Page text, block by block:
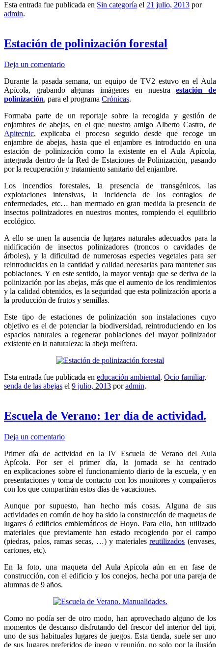
Esta entrada fue publicada en Sin categoría el 21 julio, 2013 por
admin.
Estación de polinización forestal
Deja un comentario
Durante la pasada semana, un equipo de TV2 estuvo en el Aula
Apícola, grabando algunas imágenes en nuestraestación de
polinización, para el programa Crónicas.
Formaba parte de un reportaje sobre la recogida y gestión de
enjambres de abejas, en el que nuestro amigo Alberto Castro, de
Apitecnic, explicaba el proceso seguido desde que recoge un
enjambre de abejas, hasta que el enjambre es introducido en una
estación de polinización como la existente en el Aula Apícola,
integrada dentro de la Red de Estaciones de Polinización, pasando
por la recuperación y tratamiento sanitario del enjambre.
Los incendios forestales, la presencia de transgénicos, las
explotaciones intensivas, la incidencia de los contagios de
enfermedades, etc… han mermado en gran medida la presencia de
insectos polinizadores en nuestros montes, rompiendo el equilibrio
ecológico.
A ello se unen la ausencia de lugares naturales adecuados para la
nidificación de insectos polinizadores (troncos o cavidades de
árboles), y la dificultad de numerosas especies vegetales para ser
reintroducidas en la cantidad y calidad necesarias para mantener sus
poblaciones. Y en este sentido, la mayor ventaja que se deriva de la
polinización por las abejas, más que el aumento de los rendimientos
y la calidad obtenidos, es la seguridad que esta polinización aporta a
la producción de frutos y semillas.
Este tipo de estaciones de polinización son instalaciones cuyo
objetivo es el de potenciar la biodiversidad, reintroduciendo en los
espacios naturales a regenerar poblaciones del mayor polinizador
existente en la naturaleza: la abeja melífera.
Esta entrada fue publicada en educación ambiental, Ocio familiar,
senda de las abejas el 9 julio, 2013 poradmin.
Escuela de Verano: 1er día de actividad.
Deja un comentario
Primer día de actividad en la IV Escuela de Verano del Aula
Apícola. Por ser el primer día, la jornada se ha centrado
en explicaciones sobre el funcionamiento diario de la escuela, y en
presentaciones y toma de contacto con los monitores y compañeros
con los que compartirán estos días de vacaciones.
Aunque por supuesto, han hecho más cosas. Alguna de sus
actividades en común de hoy ha sido la construcción de maquetas de
lugares ó edificios emblemáticos de Hoyo. Para ello, han utilizado
materiales que previamente han estado recogiendo por el campo
(piedras, palos, ramas secas, …) y materialesreutilizados (envases,
cartones, etc).
En la foto, una maqueta del Aula Apícola aún en en fase de
construcción, con el edificio y los conejos, hecha por una pareja de
alumnas de 9 años.
Como no podía ser de otro modo, han aprovechado alguno de los
momentos de descanso disfrutando del frescor del interior del tipi,
uno de sus habituales lugares de juegos. Esta tienda, suele ser uno
de sus lugares preferidos de juego y reunión, no solo por la ilusión